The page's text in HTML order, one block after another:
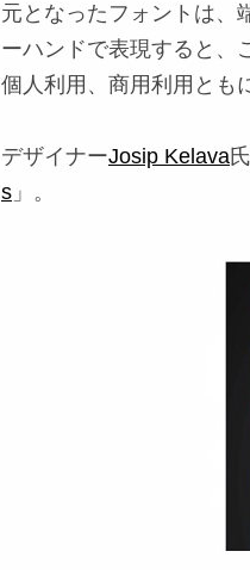
元となったフォントは、
ーハンドで表現すると、
個人利用、商用利用とも
デザイナーJosip Kelava
s 」。